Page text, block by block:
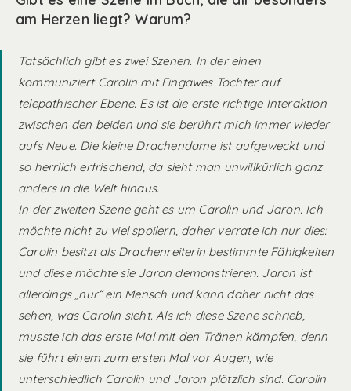
am Herzen liegt? Warum?
Tatsächlich gibt es zwei Szenen. In der einen
kommuniziert Carolin mit Fingawes Tochter auf
telepathischer Ebene. Es ist die erste richtige Interaktion
zwischen den beiden und sie berührt mich immer wieder
aufs Neue. Die kleine Drachendame ist aufgeweckt und
so herrlich erfrischend, da sieht man unwillkürlich ganz
anders in die Welt hinaus.
In der zweiten Szene geht es um Carolin und Jaron. Ich
möchte nicht zu viel spoilern, daher verrate ich nur dies:
Carolin besitzt als Drachenreiterin bestimmte Fähigkeiten
und diese möchte sie Jaron demonstrieren. Jaron ist
allerdings „nur“ ein Mensch und kann daher nicht das
sehen, was Carolin sieht. Als ich diese Szene schrieb,
musste ich das erste Mal mit den Tränen kämpfen, denn
sie führt einem zum ersten Mal vor Augen, wie
unterschiedlich Carolin und Jaron plötzlich sind. Carolin